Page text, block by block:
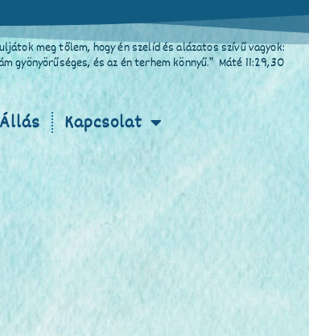
meg tőlem, hogy én szelíd és alázatos szívű vagyok:
és az én terhem könnyű.” Máté 11:29,30
Állás Kapcsolat